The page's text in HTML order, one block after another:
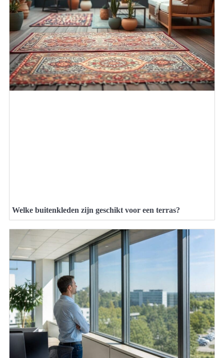
Welke buitenkleden zijn geschikt voor een terras?